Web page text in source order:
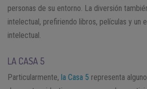
personas de su entorno. La diversión
intelectual, prefiriendo libros, películas y un
intelectual.
LA CASA 5
Particularmente, la Casa 5 representa